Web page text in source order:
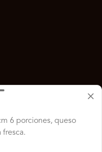
6 porciones, queso
fresca.